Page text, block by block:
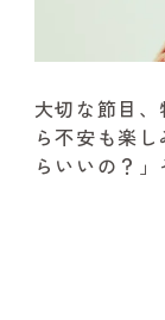
大切な節目
ら不安も楽し
らいいの？